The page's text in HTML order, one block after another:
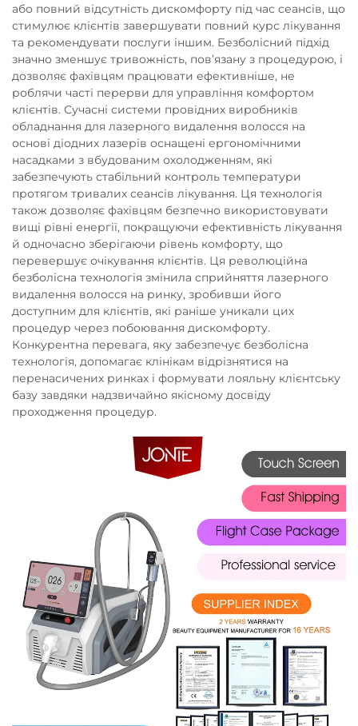
або повний відсутність дискомфорту під час сеансів, що
стимулює клієнтів завершувати повний курс лікування
та рекомендувати послуги іншим. Безболісний підхід
значно зменшує тривожність, пов’язану з процедурою, і
дозволяє фахівцям працювати ефективніше, не
роблячи часті перерви для управління комфортом
клієнтів. Сучасні системи провідних виробників
обладнання для лазерного видалення волосся на
основі діодних лазерів оснащені ергономічними
насадками з вбудованим охолодженням, які
забезпечують стабільний контроль температури
протягом тривалих сеансів лікування. Ця технологія
також дозволяє фахівцям безпечно використовувати
вищі рівні енергії, покращуючи ефективність лікування
й одночасно зберігаючи рівень комфорту, що
перевершує очікування клієнтів. Ця революційна
безболісна технологія змінила сприйняття лазерного
видалення волосся на ринку, зробивши його
доступним для клієнтів, які раніше уникали цих
процедур через побоювання дискомфорту.
Конкурентна перевага, яку забезпечує безболісна
технологія, допомагає клінікам відрізнятися на
перенасичених ринках і формувати лояльну клієнтську
базу завдяки надзвичайно якісному досвіду
проходження процедур.